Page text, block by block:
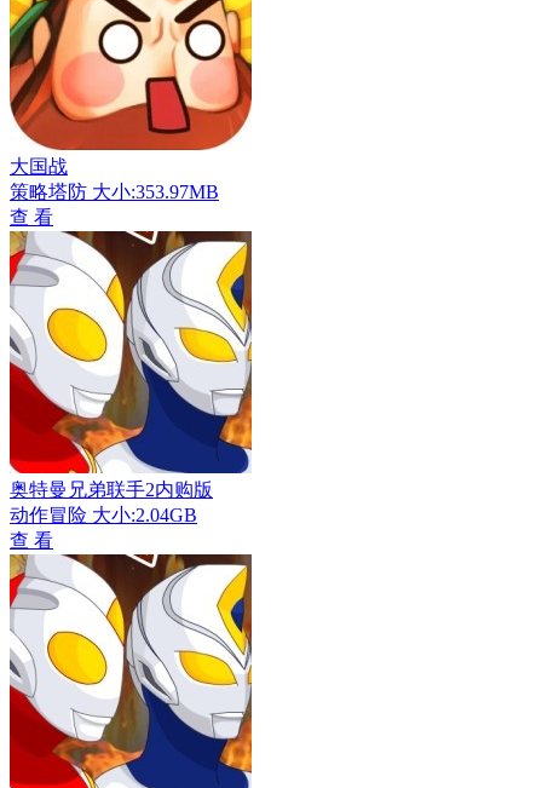
大国战
策略塔防 大小:353.97MB
查 看
奥特曼兄弟联手2内购版
动作冒险 大小:2.04GB
查 看